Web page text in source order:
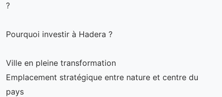
?
Pourquoi investir à Hadera ?
Ville en pleine transformation
Emplacement stratégique entre nature et centre du
pays